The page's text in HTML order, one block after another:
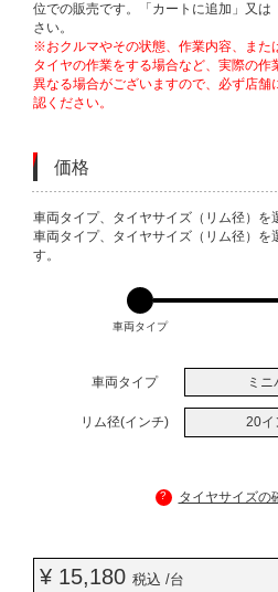
位での販売です。「カートに追加」又は
さい。
※おクルマやその状態、作業内容、また
タイヤの作業をする場合など、実際の作
異なる場合がございますので、必ず店舗
認ください。
価格
VARIATIONS
車両タイプ、タイヤサイズ（リム径）を
車両タイプ、タイヤサイズ（リム径）を
す。
車両タイプ
車両タイプ ミニ
リム径(インチ) 20イ
? タイヤサイズの
¥ 15,180 税込 /台